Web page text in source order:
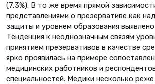
(7,3%). В то же время прямой
представлениями о презервативе как
защиты и уровнем образования
Тенденция к неоднозначным связям
принятием презервативов в качестве
ярко проявилась на примере
медицинских работников и
специальностей. Медики несколько